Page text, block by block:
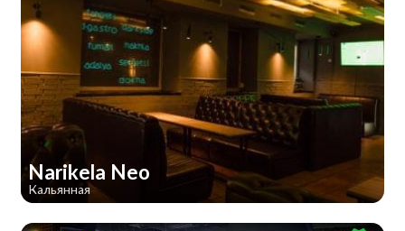
Narikela Neo
Кальянная